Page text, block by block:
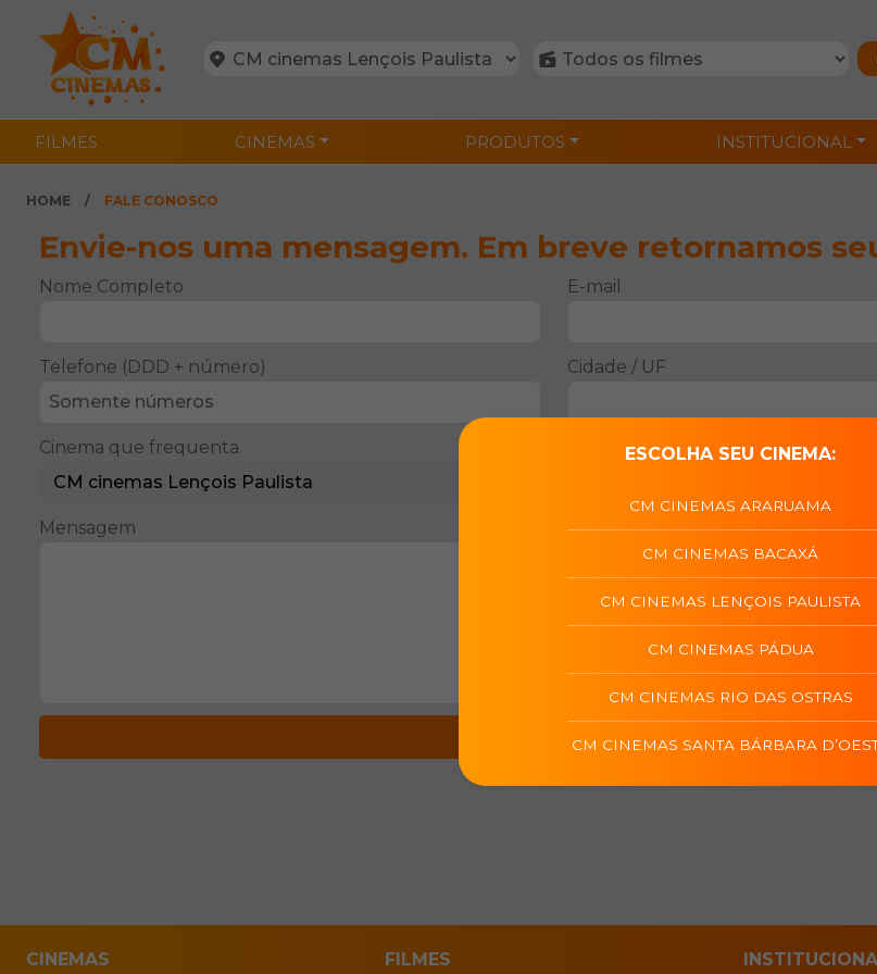
FILMES CINEMAS PRODUTOS INSTITUCIONAL
HOME FALE CONOSCO
Envie-nos uma mensagem. Em breve retornamos
Nome Completo E-mail
Telefone (DDD + número) Cidade / UF
Cinema que frequenta Assunto
Mensagem
CINEMAS FILMES
ESCOLHA SEU CINEMA:
CM CINEMAS ARARUAMA
CM CINEMAS BACAXÁ
CM CINEMAS LENÇOIS PAULISTA
CM CINEMAS PÁDUA
CM CINEMAS RIO DAS OSTRAS
CM CINEMAS SANTA BÁRBARA